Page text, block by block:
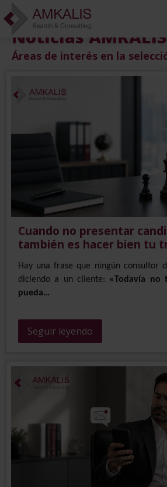
Noticias AMKALIS
Áreas de interés en la
Cuando no presentar
también es hacer bien tu
Hay una frase que ningún consultor
diciendo a un cliente: «Todavía no
pueda…
Seguir leyendo